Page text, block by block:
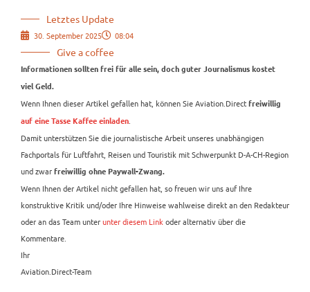
Letztes Update
30. September 2025 08:04
Give a coffee
Informationen sollten frei für alle sein, doch guter Journalismus kostet
viel Geld.
Wenn Ihnen dieser Artikel gefallen hat, können Sie Aviation.Direct freiwillig
auf eine Tasse Kaffee einladen.
Damit unterstützen Sie die journalistische Arbeit unseres unabhängigen
Fachportals für Luftfahrt, Reisen und Touristik mit Schwerpunkt D-A-CH-Region
und zwar freiwillig ohne Paywall-Zwang.
Wenn Ihnen der Artikel nicht gefallen hat, so freuen wir uns auf Ihre
konstruktive Kritik und/oder Ihre Hinweise wahlweise direkt an den Redakteur
oder an das Team unterunter diesem Linkoder alternativ über die
Kommentare.
Ihr
Aviation.Direct-Team